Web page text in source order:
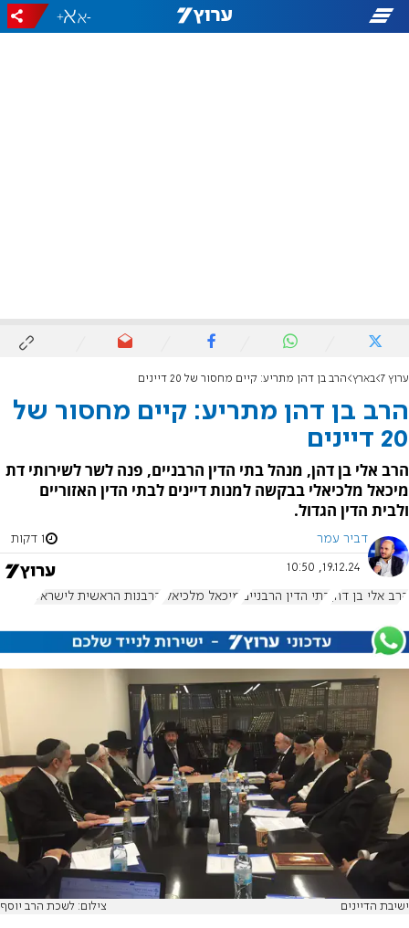
-
+
ערוץ 7 בארץ הרב בן דהן מתריע: קיים מחסור של 20 דיינים
הרב בן דהן מתריע: קיים מחסור של
20 דיינים
הרב אלי בן דהן, מנהל בתי הדין הרבניים, פנה לשר לשירותי דת
מיכאל מלכיאלי בבקשה למנות דיינים לבתי הדין האזוריים
ולבית הדין הגדול.
דביר עמר 1 דקות
19.12.24, 10:50
הרב אלי בן דהן בתי הדין הרבניים מיכאל מלכיאלי הרבנות הראשית לישראל
ישיבת הדיינים צילום: לשכת הרב יוסף